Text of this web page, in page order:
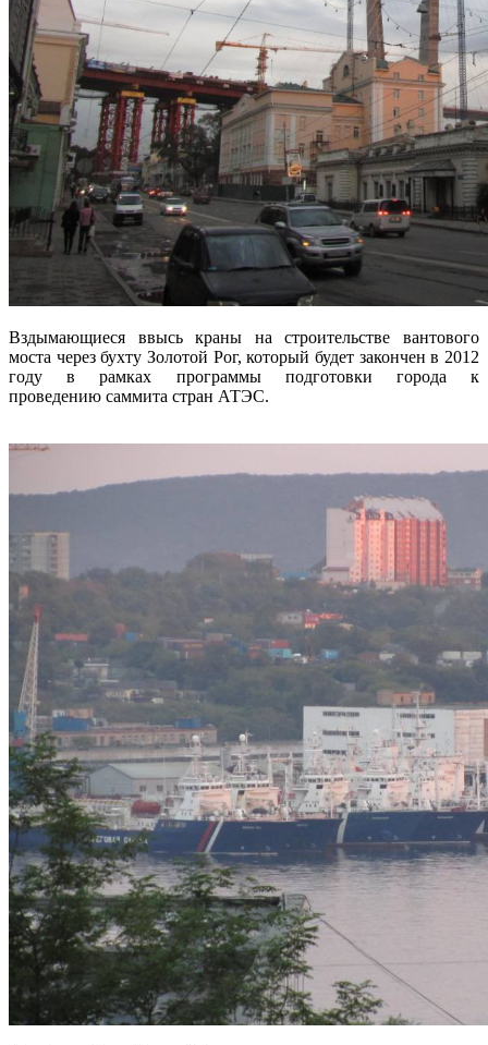
Вздымающиеся ввысь краны на строительстве вантового
моста через бухту Золотой Рог, который будет закончен в 2012
году в рамках программы подготовки города к
проведению саммита стран АТЭС.